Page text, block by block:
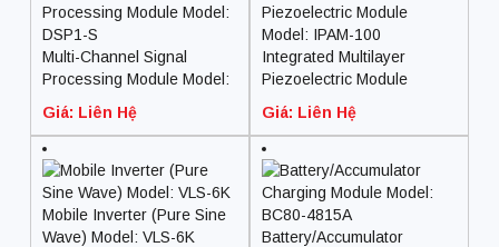
Multi-Channel Signal
Processing Module Model:
Giá: Liên Hệ
Integrated Multilayer
Piezoelectric Module
Giá: Liên Hệ
Mobile Inverter (Pure Sine
Wave) Model: VLS-6K
Battery/Accumulator